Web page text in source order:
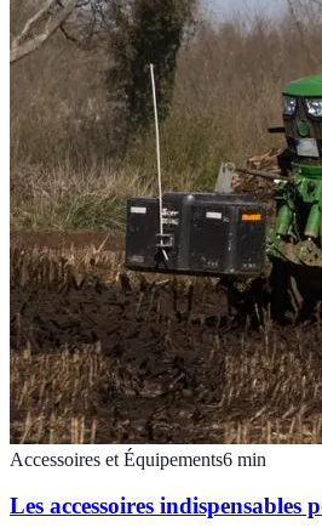
Accessoires et Équipements6 min
Les accessoires